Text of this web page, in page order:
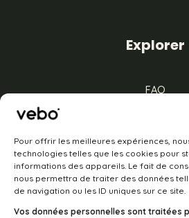
Pour offrir les meilleures expériences,
technologies telles que les cookies pour
informations des appareils. Le fait de
nous permettra de traiter des données
de navigation ou les ID uniques sur ce site.
Vos données personnelles sont traitées
Explorer
FAQ
Cookies
À propos